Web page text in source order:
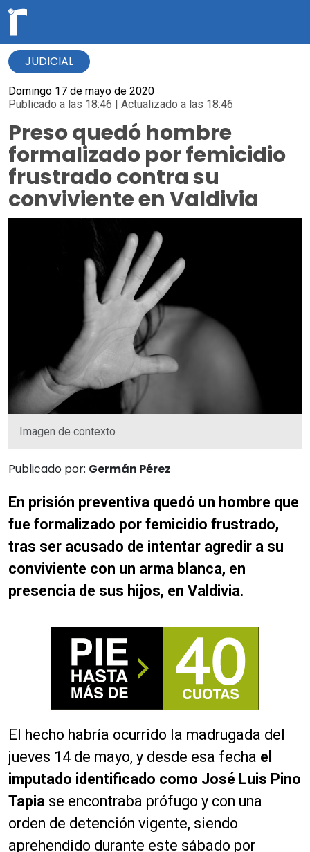
JUDICIAL
Domingo 17 de mayo de 2020
Publicado a las 18:46 | Actualizado a las 18:46
Preso quedó hombre
formalizado por femicidio
frustrado contra su
conviviente en Valdivia
Imagen de contexto
Publicado por: Germán Pérez
En prisión preventiva quedó un hombre que
fue formalizado por femicidio frustrado,
tras ser acusado de intentar agredir a su
conviviente con un arma blanca, en
presencia de sus hijos, en Valdivia.
El hecho habría ocurrido la madrugada del
jueves 14 de mayo, y desde esa fecha el
imputado identificado como José Luis Pino
Tapia se encontraba prófugo y con una
orden de detención vigente, siendo
aprehendido durante este sábado por